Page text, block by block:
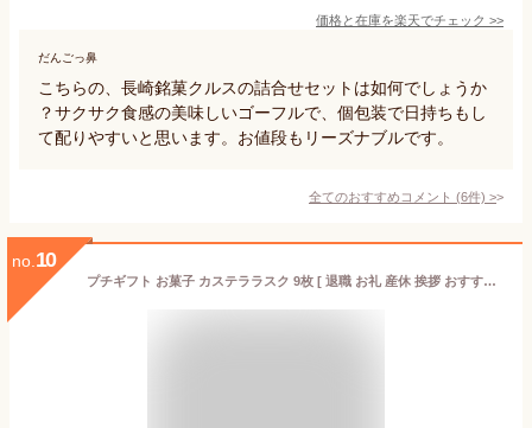
価格と在庫を楽天でチェック >>
だんごっ鼻
こちらの、長崎銘菓クルスの詰合せセットは如何でしょうか
？サクサク食感の美味しいゴーフルで、個包装で日持ちもし
て配りやすいと思います。お値段もリーズナブルです。
全てのおすすめコメント (6件) >
no. 10
プチギフト お菓子 カステララスク 9枚 [ 退職 お礼 産休 挨拶 おすすめ プレゼント 職場 お歳暮 お年賀 バレンタイン ホワイトデー お返し 引っ越し 焼き菓子 個包装 小分け スイーツ お菓子 ラスク 詰め合わせ プレゼント 長崎 カステラ お土産 手土産 日持ち ] TO2U